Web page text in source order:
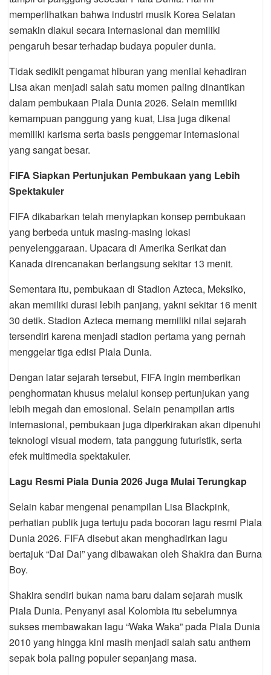
memperlihatkan bahwa industri musik Korea Selatan
semakin diakui secara internasional dan memiliki
pengaruh besar terhadap budaya populer dunia.
Tidak sedikit pengamat hiburan yang menilai kehadiran
Lisa akan menjadi salah satu momen paling dinantikan
dalam pembukaan Piala Dunia 2026. Selain memiliki
kemampuan panggung yang kuat, Lisa juga dikenal
memiliki karisma serta basis penggemar internasional
yang sangat besar.
FIFA Siapkan Pertunjukan Pembukaan yang Lebih
Spektakuler
FIFA dikabarkan telah menyiapkan konsep pembukaan
yang berbeda untuk masing-masing lokasi
penyelenggaraan. Upacara di Amerika Serikat dan
Kanada direncanakan berlangsung sekitar 13 menit.
Sementara itu, pembukaan di Stadion Azteca, Meksiko,
akan memiliki durasi lebih panjang, yakni sekitar 16 menit
30 detik. Stadion Azteca memang memiliki nilai sejarah
tersendiri karena menjadi stadion pertama yang pernah
menggelar tiga edisi Piala Dunia.
Dengan latar sejarah tersebut, FIFA ingin memberikan
penghormatan khusus melalui konsep pertunjukan yang
lebih megah dan emosional. Selain penampilan artis
internasional, pembukaan juga diperkirakan akan dipenuhi
teknologi visual modern, tata panggung futuristik, serta
efek multimedia spektakuler.
Lagu Resmi Piala Dunia 2026 Juga Mulai Terungkap
Selain kabar mengenai penampilan Lisa Blackpink,
perhatian publik juga tertuju pada bocoran lagu resmi Piala
Dunia 2026. FIFA disebut akan menghadirkan lagu
bertajuk “Dai Dai” yang dibawakan oleh Shakira dan Burna
Boy.
Shakira sendiri bukan nama baru dalam sejarah musik
Piala Dunia. Penyanyi asal Kolombia itu sebelumnya
sukses membawakan lagu “Waka Waka” pada Piala Dunia
2010 yang hingga kini masih menjadi salah satu anthem
sepak bola paling populer sepanjang masa.